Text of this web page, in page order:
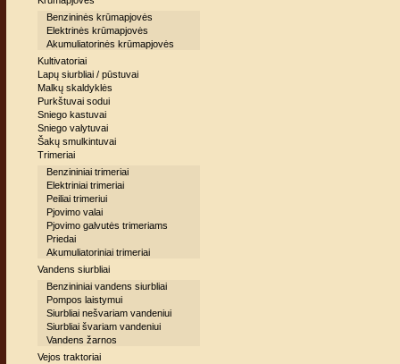
Benzininės krūmapjovės
Elektrinės krūmapjovės
Akumuliatorinės krūmapjovės
Kultivatoriai
Lapų siurbliai / pūstuvai
Malkų skaldyklės
Purkštuvai sodui
Sniego kastuvai
Sniego valytuvai
Šakų smulkintuvai
Trimeriai
Benzininiai trimeriai
Elektriniai trimeriai
Peiliai trimeriui
Pjovimo valai
Pjovimo galvutės trimeriams
Priedai
Akumuliatoriniai trimeriai
Vandens siurbliai
Benzininiai vandens siurbliai
Pompos laistymui
Siurbliai nešvariam vandeniui
Siurbliai švariam vandeniui
Vandens žarnos
Vejos traktoriai